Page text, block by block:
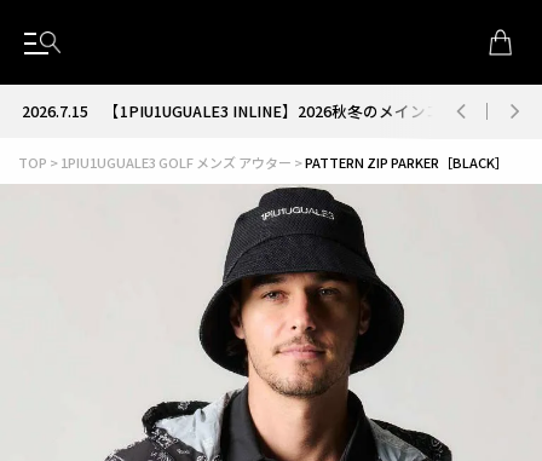
2026.7.15【1PIU1UGUALE3 INLINE】2026秋冬のメインコレクションが
TOP 1PIU1UGUALE3 GOLF メンズ アウター PATTERN ZIP PARKER［BLACK］